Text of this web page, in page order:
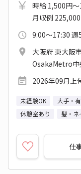
時給 1,500円
月収例
9:00～17:30
大阪府 東大阪
OsakaMetro中
2026年09月上
未経験OK 大手・
休憩室あり
髪・ネ
仕